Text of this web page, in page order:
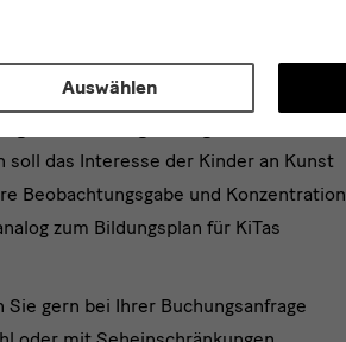
altersorientierte Veranstaltungen
an. Die Angebote gestalten sich
das Interesse der Kinder an Kunst
Beobachtungsgabe und Konzentration
zum Bildungsplan für KiTas
gern bei Ihrer Buchungsanfrage
Auswählen